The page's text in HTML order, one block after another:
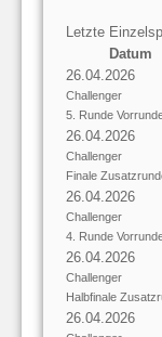
Letzte
Datum
26.04.2026
Challenger
5. Runde
26.04.2026
Challenger
Finale
26.04.2026
Challenger
4. Runde
26.04.2026
Challenger
Halbfinale
26.04.2026